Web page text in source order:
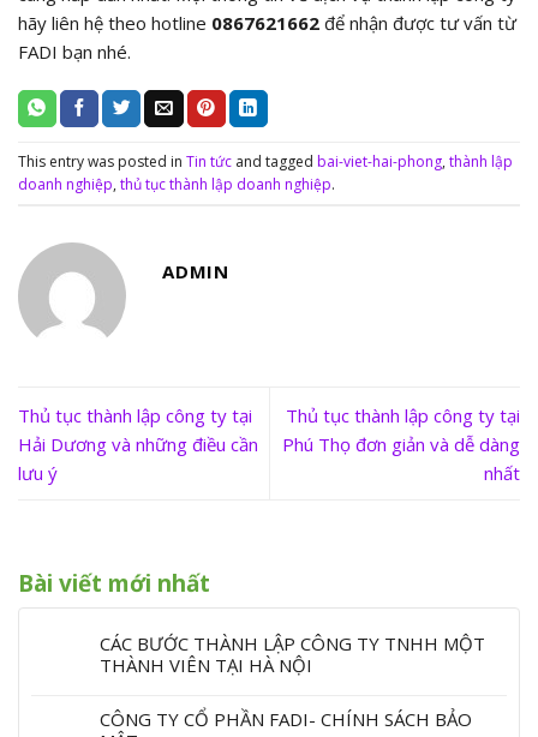
Bài viết mới nhất
CÁC BƯỚC THÀNH LẬP CÔNG TY TNHH MỘT
THÀNH VIÊN TẠI HÀ NỘI
CÔNG TY CỔ PHẦN FADI- CHÍNH SÁCH BẢO
hãy liên hệ theo hotline 0867621662 để nhận được tư vấn từ
FADI bạn nhé.
This entry was posted in Tin tức and tagged bai-viet-hai-phong, thành lập
doanh nghiệp, thủ tục thành lập doanh nghiệp.
ADMIN
Thủ tục thành lập công ty tại
Hải Dương và những điều cần
lưu ý
Thủ tục thành lập công ty tại
Phú Thọ đơn giản và dễ dàng
nhất